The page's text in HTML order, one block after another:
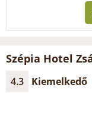
Szépia Hotel
4.3 Kiemelkedő